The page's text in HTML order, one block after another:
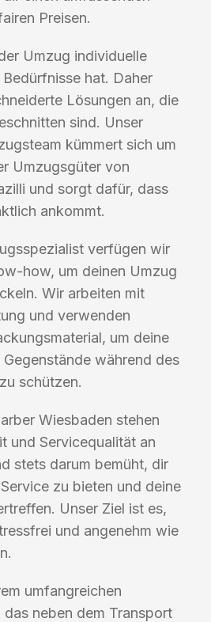
Preisen.
Umzug individuelle
hat. Daher
Lösungen an, die
sind. Unser
kümmert sich um
Umzugsgüter von
und sorgt dafür, dass
ankommt.
verfügen wir
how, um deinen Umzug
Wir arbeiten mit
und verwenden
um deine
Gegenstände während des
schützen.
Wiesbaden stehen
und Servicequalität an
stets darum bemüht, dir
zu bieten und deine
Unser Ziel ist es,
und angenehm wie
umfangreichen
neben dem Transport